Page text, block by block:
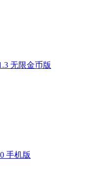
无限金币版
手机版